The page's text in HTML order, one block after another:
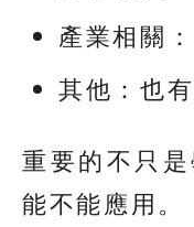
產業相關
其他：也
重要的不只
能不能應用。